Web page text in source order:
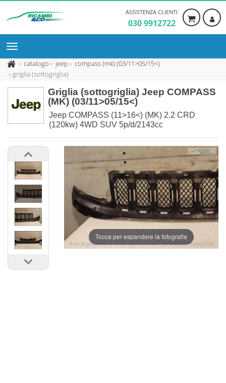
ASSISTENZA CLIENTI
030 9912722
catalogo jeep
compass (mk) (03/11>05/15<)
griglia (sottogriglia)
Griglia (sottogriglia) Jeep COMPASS
(MK) (03/11>05/15<)
Jeep COMPASS (11>16<) (MK) 2.2 CRD
(120kw) 4WD SUV 5p/d/2143cc
Tocca per espandere la fotografia